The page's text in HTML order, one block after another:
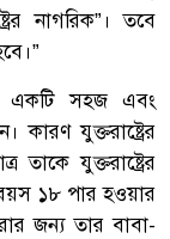
নাগরিক”। তবে
একটি সহজ এবং
কারণ যুক্তরাষ্ট্রের
যুক্তরাষ্ট্রের
১৮ পার হওয়ার
জন্য তার বাবা-